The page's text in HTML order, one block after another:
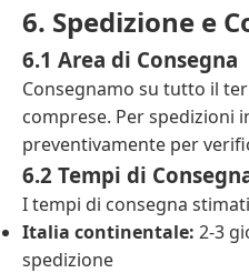
6. Spedizione e
6.1 Area di Consegna
Consegnamo su tutto il
comprese. Per spedizioni
preventivamente per
6.2 Tempi di
I tempi di consegna
Italia continentale: 2-3
spedizione